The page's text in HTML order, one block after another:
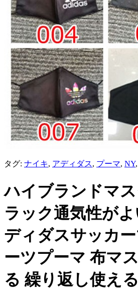
タグ: ナイキ, アディダス, プーマ, NY,
ハイブランドマ
ラック通気性が
ディダスサッカ
ーツプーマ 布マ
る 繰り返し使え